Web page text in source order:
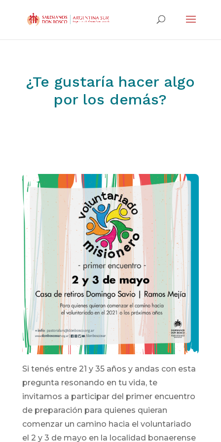
¿Te gustaría hacer algo
por los demás?
Si tenés entre 21 y 35 años y andas con esta
pregunta resonando en tu vida, te
invitamos a participar del primer encuentro
de preparación para quienes quieran
comenzar un camino hacia el voluntariado
el 2 y 3 de mayo en la localidad bonaerense